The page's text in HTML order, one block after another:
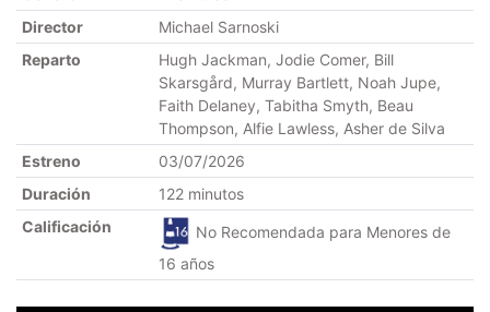
Director
Michael Sarnoski
Reparto
Hugh Jackman, Jodie Comer, Bill
Skarsgård, Murray Bartlett, Noah Jupe,
Faith Delaney, Tabitha Smyth, Beau
Thompson, Alfie Lawless, Asher de Silva
Estreno
03/07/2026
Duración
122 minutos
Calificación
No Recomendada para Menores de
16 años